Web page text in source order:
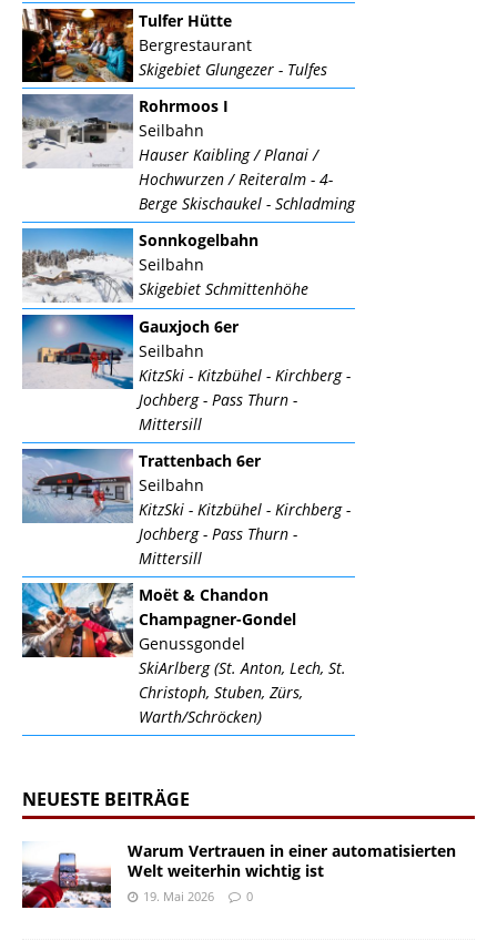
Tulfer Hütte
Bergrestaurant
Skigebiet Glungezer - Tulfes
Rohrmoos I
Seilbahn
Hauser Kaibling / Planai /
Hochwurzen / Reiteralm - 4-
Berge Skischaukel - Schladming
Sonnkogelbahn
Seilbahn
Skigebiet Schmittenhöhe
Gauxjoch 6er
Seilbahn
KitzSki - Kitzbühel - Kirchberg -
Jochberg - Pass Thurn -
Mittersill
Trattenbach 6er
Seilbahn
KitzSki - Kitzbühel - Kirchberg -
Jochberg - Pass Thurn -
Mittersill
Moët & Chandon
Champagner-Gondel
Genussgondel
SkiArlberg (St. Anton, Lech, St.
Christoph, Stuben, Zürs,
Warth/Schröcken)
NEUESTE BEITRÄGE
Warum Vertrauen in einer automatisierten
Welt weiterhin wichtig ist
19. Mai 2026 0